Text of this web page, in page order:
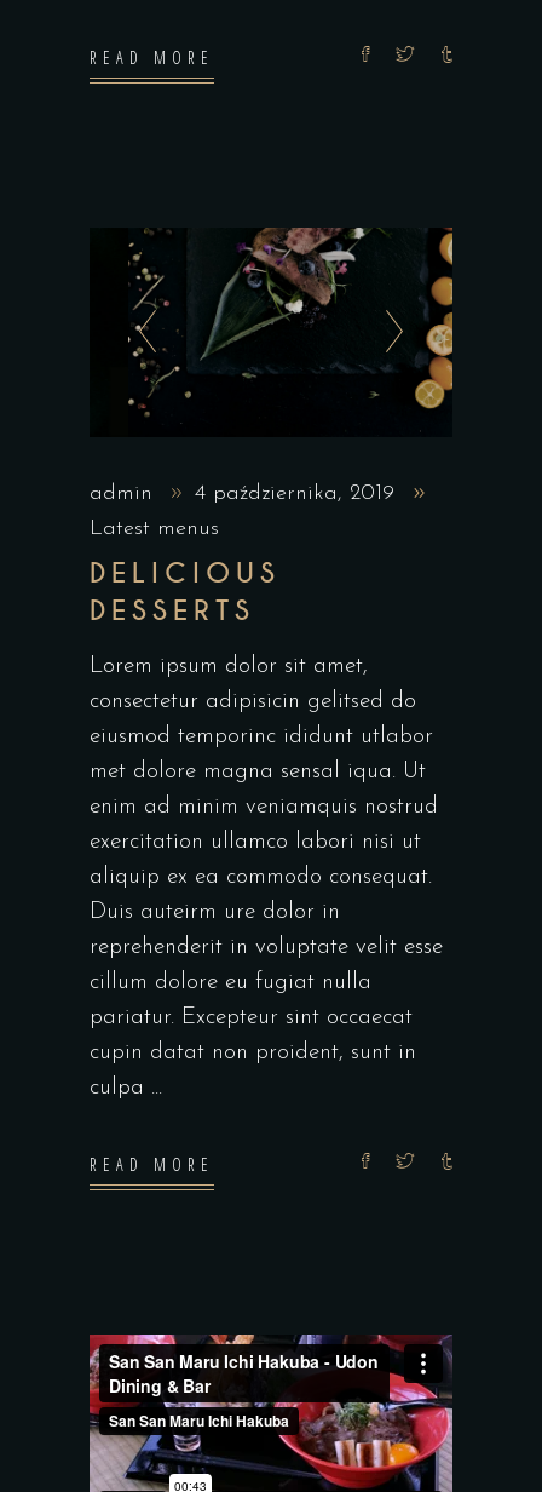
READ MORE
admin
4 października, 2019
Latest menus
DELICIOUS
DESSERTS
Lorem ipsum dolor sit amet,
consectetur adipisicin gelitsed do
eiusmod temporinc ididunt utlabor
met dolore magna sensal iqua. Ut
enim ad minim veniamquis nostrud
exercitation ullamco labori nisi ut
aliquip ex ea commodo consequat.
Duis auteirm ure dolor in
reprehenderit in voluptate velit esse
cillum dolore eu fugiat nulla
pariatur. Excepteur sint occaecat
cupin datat non proident, sunt in
culpa
READ MORE